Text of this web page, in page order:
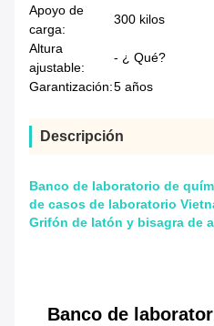
Apoyo de
carga:
300 kilos
Altura
ajustable:
- ¿ Qué?
Garantización:5 años
Descripción
Banco de laboratorio de
de casos de laboratorio
Grifón de latón y bisagra de
Banco de